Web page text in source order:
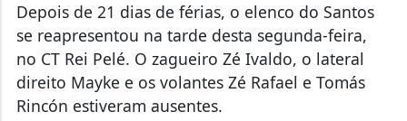
Depois de 21 dias de férias, o elenco do Santos
se reapresentou na tarde desta segunda-feira,
no CT Rei Pelé. O zagueiro Zé Ivaldo, o lateral
direito Mayke e os volantes Zé Rafael e Tomás
Rincón estiveram ausentes.